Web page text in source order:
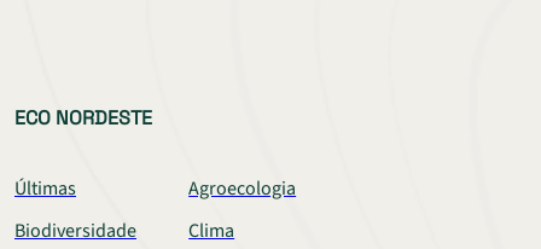
ECO NORDESTE
Últimas
Agroecologia
Biodiversidade
Clima